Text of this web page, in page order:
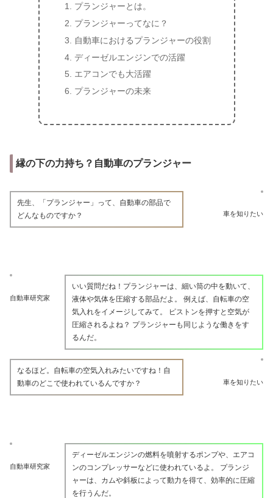
プランジャーとは。
プランジャーってなに？
自動車におけるプランジャーの役割
ディーゼルエンジンでの活躍
エアコンでも大活躍
プランジャーの未来
縁の下の力持ち？自動車のプランジャー
車を知りたい
先生、「プランジャー」って、自動車の部品で
どんなものですか？
自動車研究家
いい質問だね！プランジャーは、細い筒の中を動いて、
液体や気体を圧縮する部品だよ。 例えば、自転車の空
気入れをイメージしてみて。 ピストンを押すと空気が
圧縮されるよね？ プランジャーも同じような働きをす
るんだ。
車を知りたい
なるほど。自転車の空気入れみたいですね！自
動車のどこで使われているんですか？
自動車研究家
ディーゼルエンジンの燃料を噴射するポンプや、エアコ
ンのコンプレッサーなどに使われているよ。 プランジ
ャーは、カムや斜板によって動力を得て、効率的に圧縮
を行うんだ。